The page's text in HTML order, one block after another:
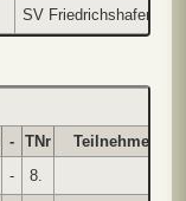
SV Friedrichshafen
- TNr Teilnehmer
- 8.